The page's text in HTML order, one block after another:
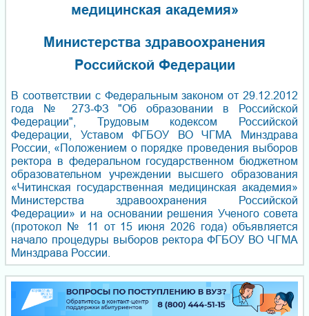
медицинская академия»
Министерства здравоохранения
Российской Федерации
В соответствии с Федеральным законом от 29.12.2012
года № 273-ФЗ "Об образовании в Российской
Федерации", Трудовым кодексом Российской
Федерации, Уставом ФГБОУ ВО ЧГМА Минздрава
России, «Положением о порядке проведения выборов
ректора в федеральном государственном бюджетном
образовательном учреждении высшего образования
«Читинская государственная медицинская академия»
Министерства здравоохранения Российской
Федерации» и на основании решения Ученого совета
(протокол № 11 от 15 июня 2026 года) объявляется
начало процедуры выборов ректора ФГБОУ ВО ЧГМА
Минздрава России.